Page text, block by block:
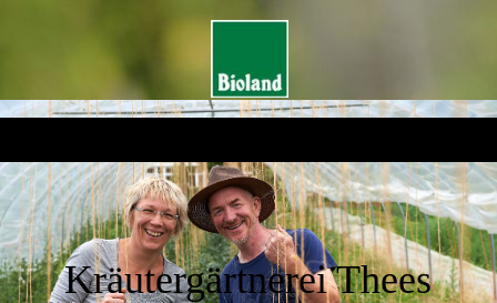
Kräutergärtnerei Thees